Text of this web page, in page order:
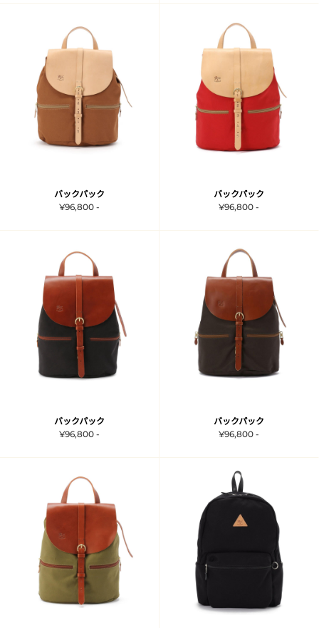
バックパック
¥96,800 -
バックパック
¥96,800 -
バックパック
¥96,800 -
バックパック
¥96,800 -